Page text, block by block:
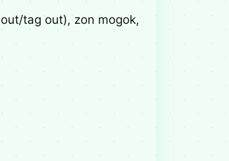
tag out), zon mogok,